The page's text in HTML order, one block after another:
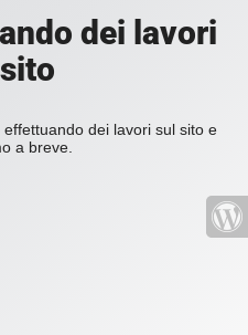
dei lavori
dei lavori sul sito e
a breve.